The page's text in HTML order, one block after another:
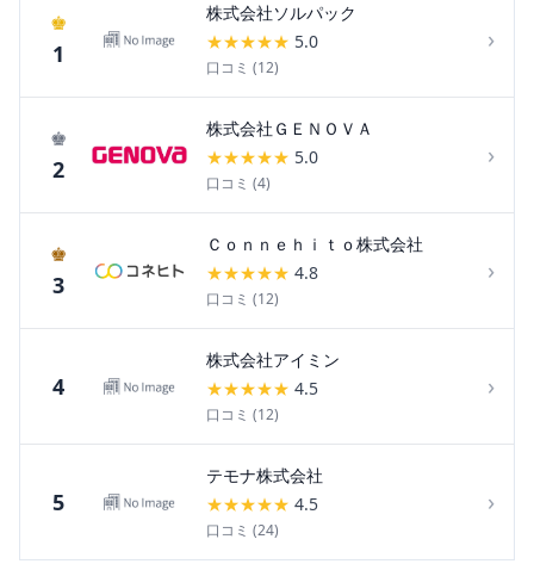
♚
1
株式会社ソルパック
★★★★★ 5.0
口コミ (12)
›
♚
2
株式会社ＧＥＮＯＶＡ
★★★★★ 5.0
口コミ (4)
›
♚
3
Ｃｏｎｎｅｈｉｔｏ株式会社
★★★★★ 4.8
口コミ (12)
›
4
株式会社アイミン
★★★★★ 4.5
口コミ (12)
›
5
テモナ株式会社
★★★★★ 4.5
口コミ (24)
›